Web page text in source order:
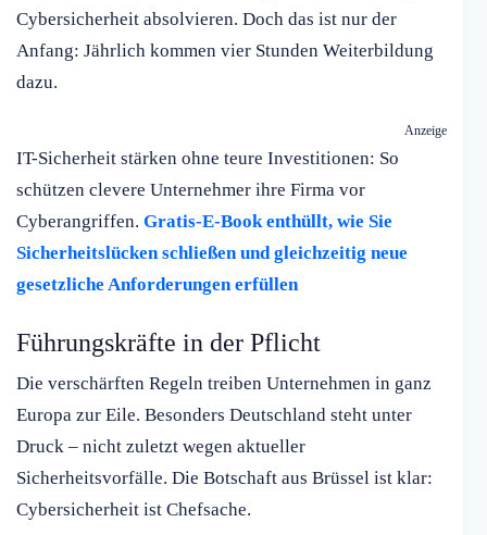
Cybersicherheit absolvieren. Doch das ist nur der
Anfang: Jährlich kommen vier Stunden Weiterbildung
dazu.
Anzeige
IT-Sicherheit stärken ohne teure Investitionen: So
schützen clevere Unternehmer ihre Firma vor
Cyberangriffen. Gratis-E-Book enthüllt, wie Sie
Sicherheitslücken schließen und gleichzeitig neue
gesetzliche Anforderungen erfüllen
Führungskräfte in der Pflicht
Die verschärften Regeln treiben Unternehmen in ganz
Europa zur Eile. Besonders Deutschland steht unter
Druck – nicht zuletzt wegen aktueller
Sicherheitsvorfälle. Die Botschaft aus Brüssel ist klar:
Cybersicherheit ist Chefsache.